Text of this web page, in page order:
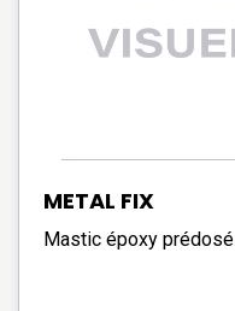
METAL FIX
Mastic époxy prédosé